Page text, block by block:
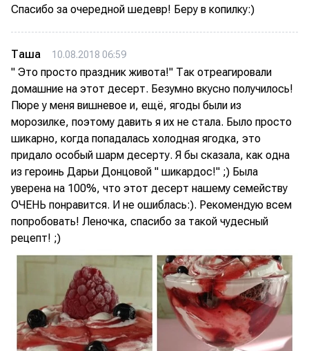
Спасибо за очередной шедевр! Беру в копилку:)
Таша 10.08.2018 06:59
" Это просто праздник живота!" Так отреагировали
домашние на этот десерт. Безумно вкусно получилось!
Пюре у меня вишневое и, ещё, ягоды были из
морозилке, поэтому давить я их не стала. Было просто
шикарно, когда попадалась холодная ягодка, это
придало особый шарм десерту. Я бы сказала, как одна
из героинь Дарьи Донцовой " шикардос!" ;) Была
уверена на 100%, что этот десерт нашему семейству
ОЧЕНЬ понравится. И не ошиблась:). Рекомендую всем
попробовать! Леночка, спасибо за такой чудесный
рецепт! ;)